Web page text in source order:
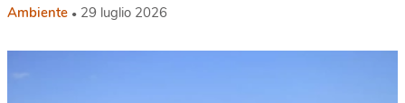
Ambiente 29 luglio 2026